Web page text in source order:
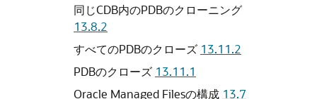
同じCDB内のPDBのクローニング
13.8.2
すべてのPDBのクローズ 13.11.2
PDBのクローズ 13.11.1
Oracle Managed Filesの構成 13.7